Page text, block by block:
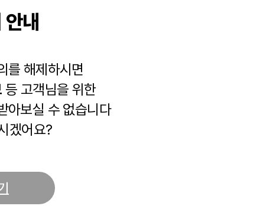
내
를 해제하시면
등 고객님을 위한
아보실 수 없습니다
겠어요?